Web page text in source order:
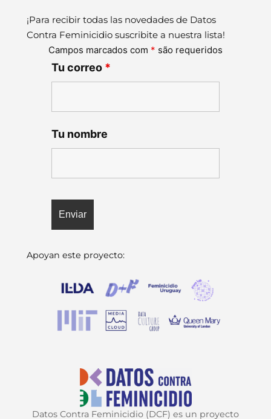
¡Para recibir todas las novedades de Datos
Contra Feminicidio suscribite a nuestra lista!
Campos marcados com * são requeridos
Tu correo *
Tu nombre
Apoyan este proyecto:
Datos Contra Feminicidio (DCF) es un proyecto